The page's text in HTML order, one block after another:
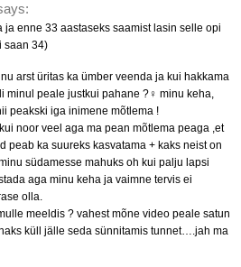
ja enne 33 aastaseks saamist lasin selle opi
saan 34)
arst üritas ka ümber veenda ja kui hakkama
minul peale justkui pahane ?‍♀️ minu keha,
peakski iga inimene mõtlema !
noor veel aga ma pean mõtlema peaga ,et
peab ka suureks kasvatama + kaks neist on
südamesse mahuks oh kui palju lapsi
aga minu keha ja vaimne tervis ei
olla.
meeldis ? vahest mõne video peale satun
küll jälle seda sünnitamis tunnet….jah ma